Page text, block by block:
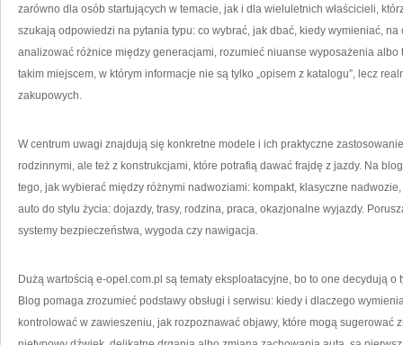
zarówno dla osób startujących w temacie, jak i dla wieluletnich właścicieli,
szukają odpowiedzi na pytania typu: co wybrać, jak dbać, kiedy wymieniać,
analizować różnice między generacjami, rozumieć niuanse wyposażenia
takim miejscem, w którym informacje nie są tylko „opisem z katalogu”, lecz
zakupowych.
W centrum uwagi znajdują się konkretne modele i ich praktyczne
rodzinnymi, ale też z konstrukcjami, które potrafią dawać frajdę z jazdy. Na
tego, jak wybierać między różnymi nadwoziami: kompakt, klasyczne
auto do stylu życia: dojazdy, trasy, rodzina, praca, okazjonalne wyjazdy.
systemy bezpieczeństwa, wygoda czy nawigacja.
Dużą wartością e-opel.com.pl są tematy eksploatacyjne, bo to one decydują
Blog pomaga zrozumieć podstawy obsługi i serwisu: kiedy i dlaczego
kontrolować w zawieszeniu, jak rozpoznawać objawy, które mogą sugerować